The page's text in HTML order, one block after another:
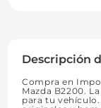
Descripción
Compra en
Mazda B2200.
para tu